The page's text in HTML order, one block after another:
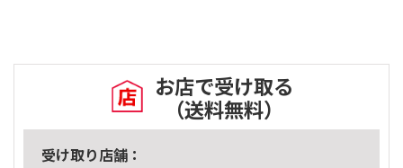
お店で受け取る
（送料無料）
受け取り店舗：